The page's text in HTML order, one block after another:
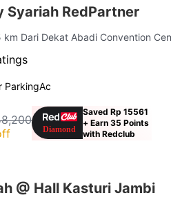
Syariah RedPartner
km Dari Dekat Abadi Convention
ParkingAc
Saved Rp 15561
+ Earn 35 Points
with Redclub
@ Hall Kasturi Jambi